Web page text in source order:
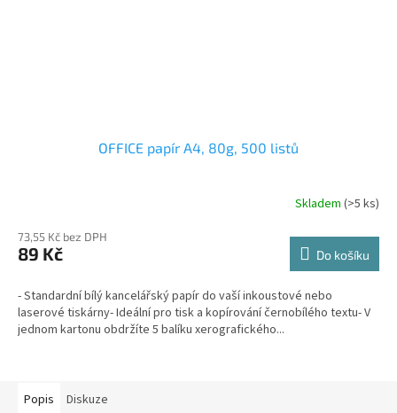
OFFICE papír A4, 80g, 500 listů
Skladem (>5 ks)
73,55 Kč bez DPH
89 Kč Do košíku
- Standardní bílý kancelářský papír do vaší inkoustové nebo
laserové tiskárny- Ideální pro tisk a kopírování černobílého textu- V
jednom kartonu obdržíte 5 balíku xerografického...
Popis Diskuze